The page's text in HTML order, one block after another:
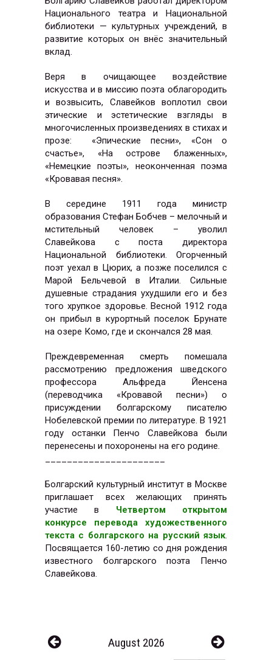
Национального театра и Национальной
библиотеки — культурных учреждений, в
развитие которых он внёс значительный
вклад.
Веря в очищающее воздействие
искусства и в миссию поэта облагородить
и возвысить, Славейков воплотил свои
этические и эстетические взгляды в
многочисленных произведениях в стихах и
прозе:
«Эпические песни», «Сон о
счастье», «На острове блаженных»,
«Немецкие поэты», неоконченная поэма
«Кровавая песня».
В середине 1911 года министр
образования Стефан Бобчев – мелочный и
мстительный человек – уволил
Славейкова с поста директора
Национальной библиотеки. Огорченный
поэт уехал в Цюрих, а позже поселился с
Марой Бельчевой в Италии. Сильные
душевные страдания ухудшили его и без
того хрупкое здоровье. Весной 1912 года
он прибыл в курортный поселок Брунате
на озере Комо, где и скончался 28 мая.
Преждевременная смерть помешала
рассмотрению предложения шведского
профессора Альфреда Йенсена
(переводчика «Кровавой песни») о
присуждении болгарскому писателю
Нобелевской премии по литературе. В 1921
году останки Пенчо Славейкова были
перенесены и похоронены на его родине.
Болгарский культурный институт в Москве
приглашает всех желающих принять
участие в Четвертом открытом
конкурсе перевода художественного
текста с болгарского на русский язык.
Посвящается 160-летию со дня рождения
известного болгарского поэта Пенчо
Славейкова.
August 2026